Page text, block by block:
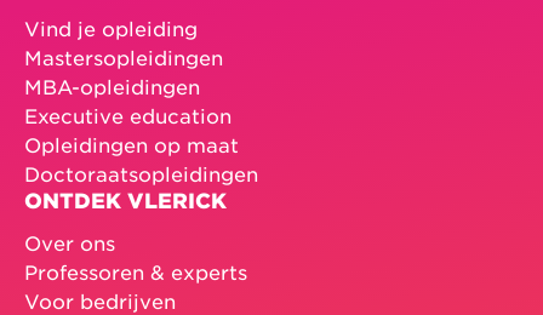
Vind je opleiding
Mastersopleidingen
MBA-opleidingen
Executive education
Opleidingen op maat
Doctoraatsopleidingen
ONTDEK VLERICK
Over ons
Professoren & experts
Voor bedrijven